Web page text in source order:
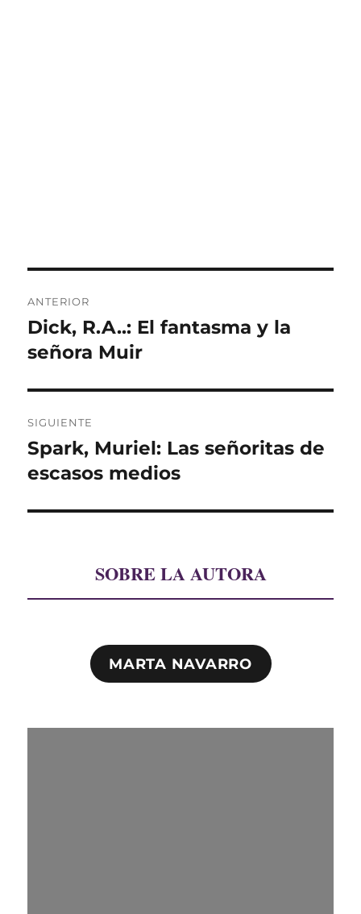
de
entradas
ANTERIOR
Entrada
anterior:
Dick, R.A..: El fantasma y la
señora Muir
SIGUIENTE
Entrada
siguiente:
Spark, Muriel: Las señoritas de
escasos medios
SOBRE LA AUTORA
MARTA NAVARRO